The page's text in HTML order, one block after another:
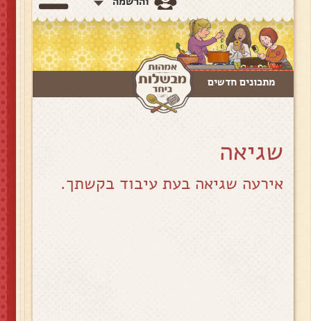
מתכונים חדשים
שגיאה
אירעה שגיאה בעת עיבוד בקשתך.